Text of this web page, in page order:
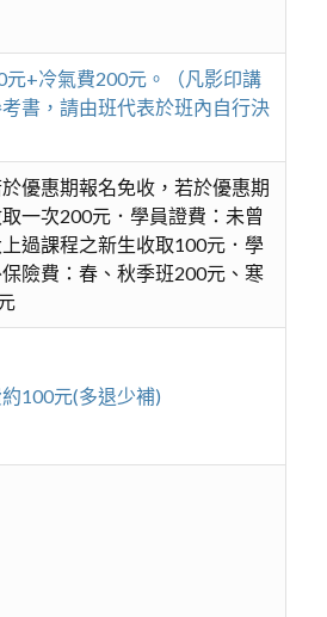
元+冷氣費200元。（凡影印講
書，請由班代表於班內自行決
優惠期報名免收，若於優惠期
一次200元．學員證費：未曾
過課程之新生收取100元．學
險費：春、秋季班200元、寒
100元(多退少補)